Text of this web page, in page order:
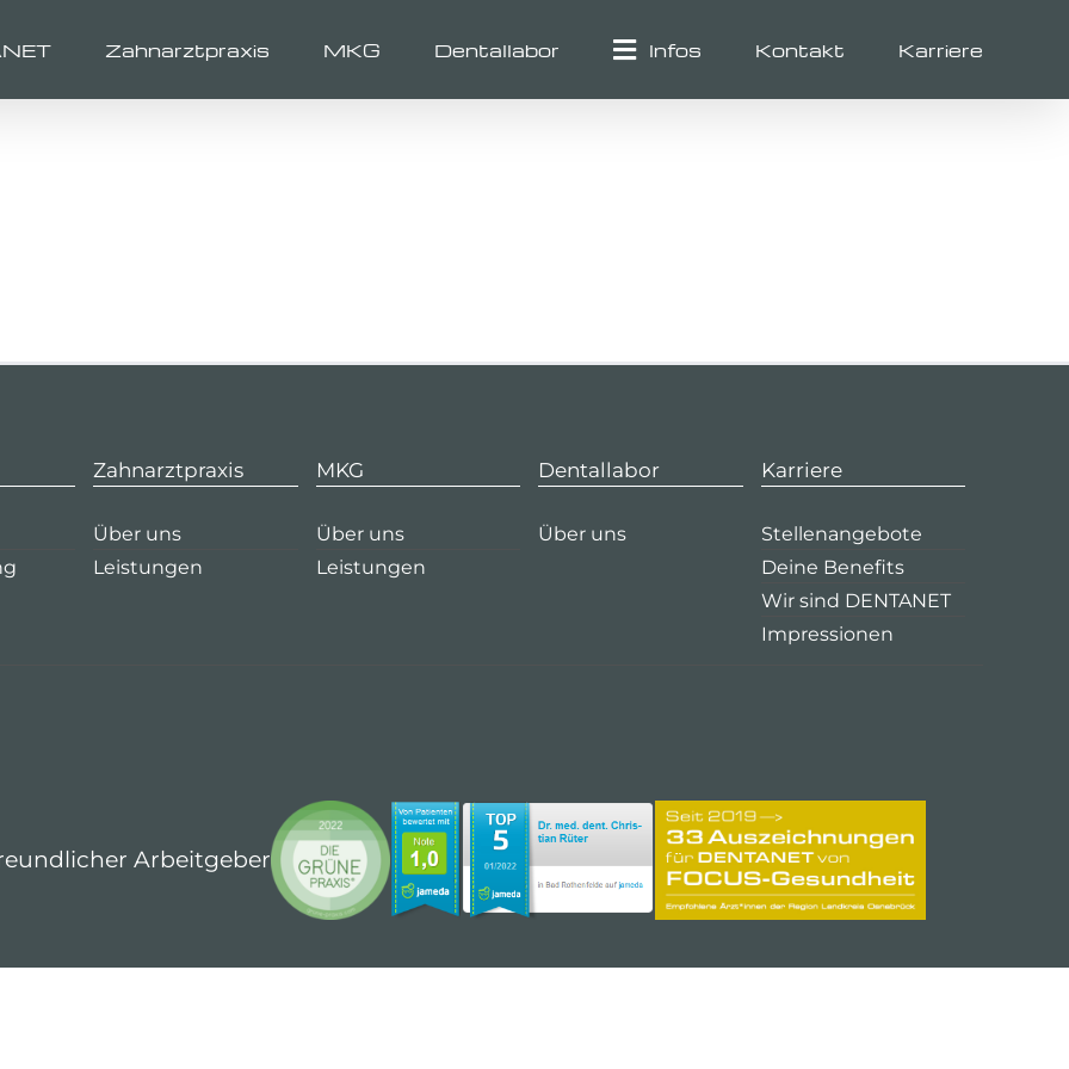
Zahnarztpraxis MKG Dentallabor Infos Kontakt Karriere
Zahnarztpraxis
Über uns
Leistungen
MKG
Über uns
Leistungen
Dentallabor
Über uns
Karriere
Stellenangebote
Deine Benefits
Wir sind DENTANET
Impressionen